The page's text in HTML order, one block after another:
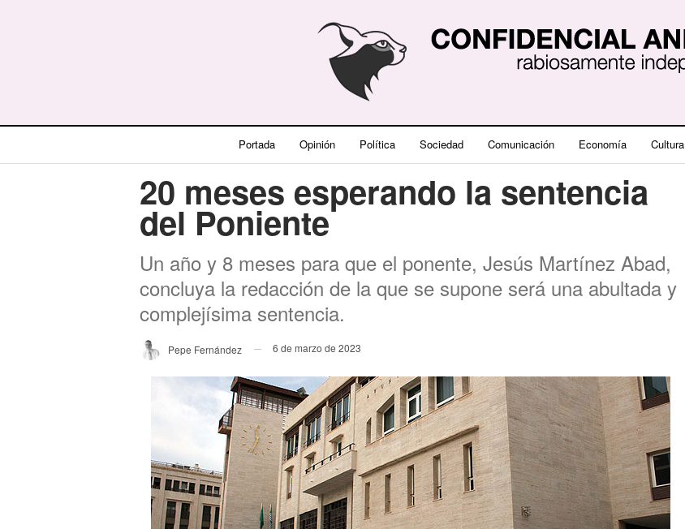
Portada Opinión Política Sociedad Comunicación Economía Cultura
20 meses esperando la sentencia
del Poniente
Un año y 8 meses para que el ponente, Jesús Martínez Abad,
concluya la redacción de la que se supone será una abultada y
complejísima sentencia.
Pepe Fernández 6 de marzo de 2023